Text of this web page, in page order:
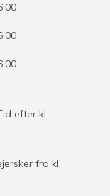
efter kl.
fra kl.